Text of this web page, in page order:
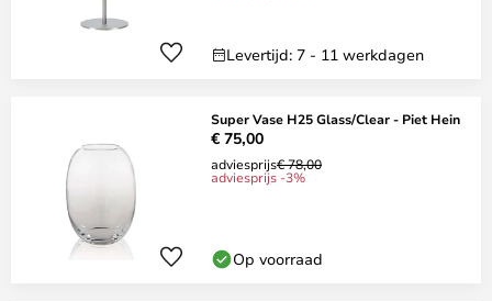
Levertijd: 7 - 11 werkdagen
Super Vase H25 Glass/Clear - Piet Hein
€ 75,00
adviesprijs€ 78,00
adviesprijs -3%
Op voorraad